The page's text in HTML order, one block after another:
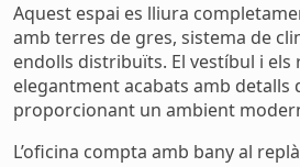
Aquest espai es lliura
amb terres de gres, sistema de
endolls distribuïts. El vestíbul i els
elegantment acabats amb detalls
proporcionant un ambient
L’oficina compta amb bany al